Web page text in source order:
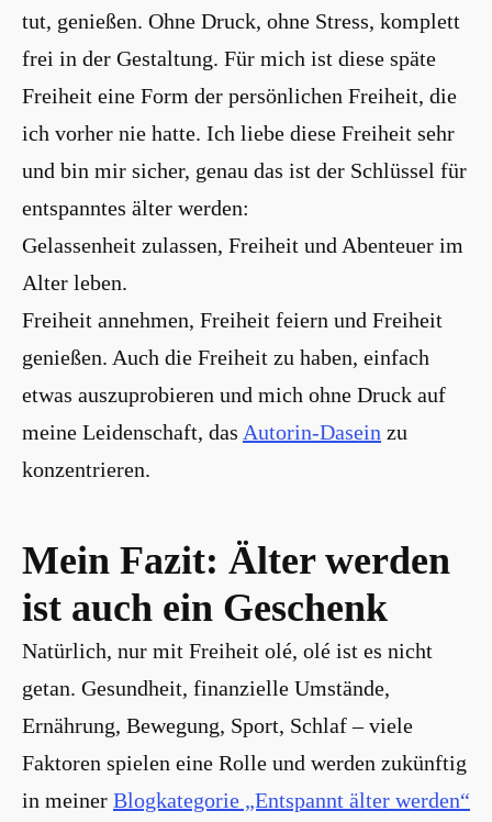
tut, genießen. Ohne Druck, ohne Stress, komplett
frei in der Gestaltung. Für mich ist diese späte
Freiheit eine Form der persönlichen Freiheit, die
ich vorher nie hatte. Ich liebe diese Freiheit sehr
und bin mir sicher, genau das ist der Schlüssel für
entspanntes älter werden:
Gelassenheit zulassen, Freiheit und Abenteuer im
Alter leben.
Freiheit annehmen, Freiheit feiern und Freiheit
genießen. Auch die Freiheit zu haben, einfach
etwas auszuprobieren und mich ohne Druck auf
meine Leidenschaft, das Autorin-Dasein zu
konzentrieren.
Mein Fazit: Älter werden
ist auch ein Geschenk
Natürlich, nur mit Freiheit olé, olé ist es nicht
getan. Gesundheit, finanzielle Umstände,
Ernährung, Bewegung, Sport, Schlaf – viele
Faktoren spielen eine Rolle und werden zukünftig
in meiner Blogkategorie „Entspannt älter werden“